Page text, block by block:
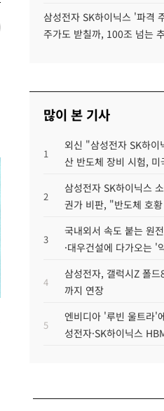
삼성전자 SK하이닉스 '파격
주가도 받칠까, 100조 넘는
많이 본 기사
1
외신 "삼성전자 SK하이
산 반도체 장비 시험, 미
2
삼성전자 SK하이닉스
권가 비판, "반도체 호
3
국내외서 속도 붙는 원
·대우건설에 다가오는 '
4
삼성전자, 갤럭시Z 폴
까지 연장
5
엔비디아 '루빈 울트라'
성전자·SK하이닉스